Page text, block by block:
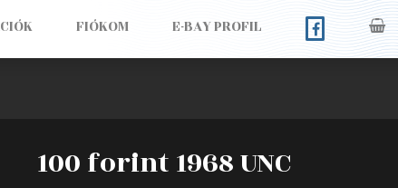
FIÓKOM E-BAY PROFIL
100 forint 1968 UNC